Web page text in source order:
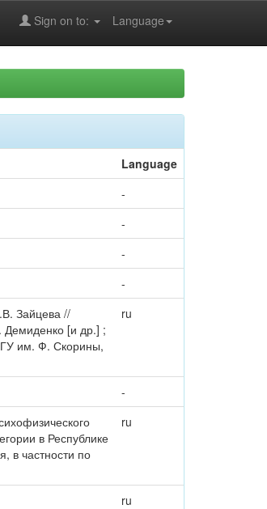
Language
Sign on to:
Language
-
-
-
-
Зайцева //
Демиденко [и др.] ;
им. Ф. Скорины,
ru
-
в Республике
в частности по
ru
ru